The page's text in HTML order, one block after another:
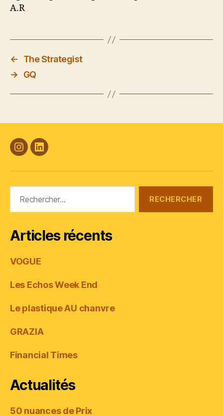
A.R
←
The Strategist
→
GQ
#Plasticana
Linkedin
Articles récents
VOGUE
Les Echos Week End
Le plastique AU chanvre
GRAZIA
Financial Times
Actualités
50 nuances de Prix